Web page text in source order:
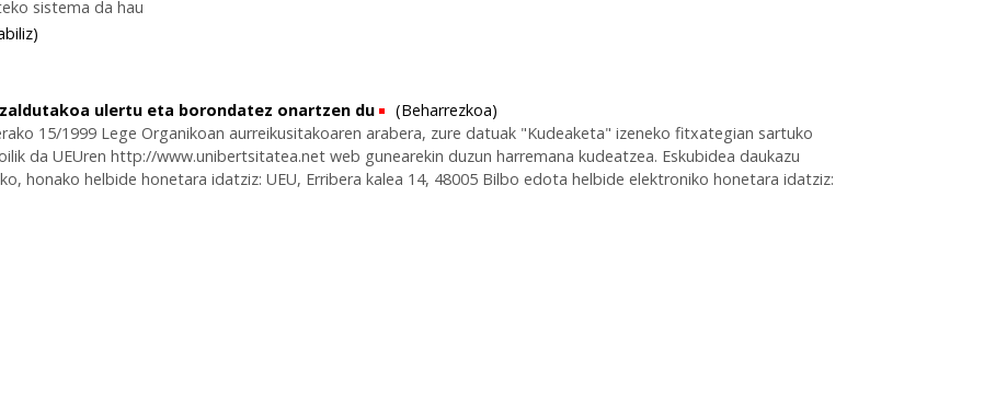
sistema da hau
ulertu eta borondatez onartzen du
(Beharrezkoa)
15/1999 Lege Organikoan aurreikusitakoaren arabera, zure datuak "Kudeaketa" izeneko fitxategian sartuko
da UEUren http://www.unibertsitatea.net web gunearekin duzun harremana kudeatzea. Eskubidea daukazu
honako helbide honetara idatziz: UEU, Erribera kalea 14, 48005 Bilbo edota helbide elektroniko honetara idatziz: